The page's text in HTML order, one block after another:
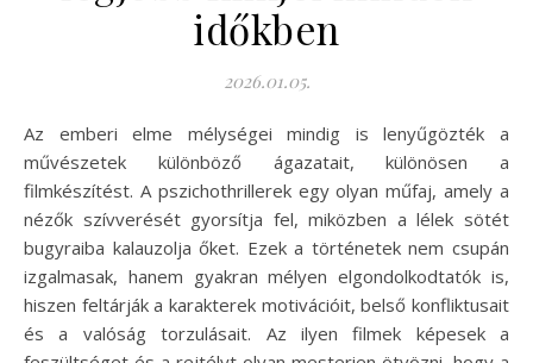
időkben
2026.01.05.
Az emberi elme mélységei mindig is lenyűgözték a
művészetek különböző ágazatait, különösen a
filmkészítést. A pszichothrillerek egy olyan műfaj, amely a
nézők szívverését gyorsítja fel, miközben a lélek sötét
bugyraiba kalauzolja őket. Ezek a történetek nem csupán
izgalmasak, hanem gyakran mélyen elgondolkodtatók is,
hiszen feltárják a karakterek motivációit, belső konfliktusait
és a valóság torzulásait. Az ilyen filmek képesek a